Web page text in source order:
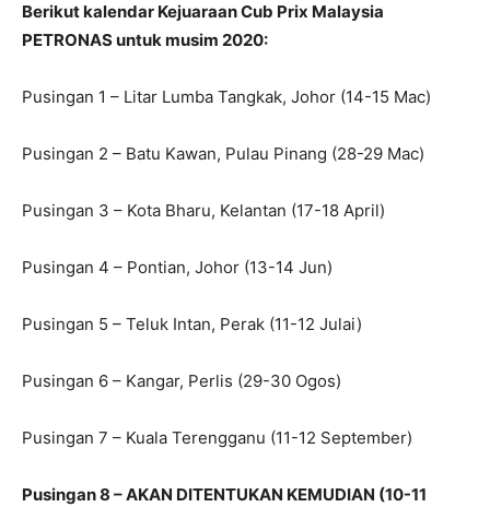
Berikut kalendar Kejuaraan Cub Prix Malaysia
PETRONAS untuk musim 2020:
Pusingan 1 – Litar Lumba Tangkak, Johor (14-15 Mac)
Pusingan 2 – Batu Kawan, Pulau Pinang (28-29 Mac)
Pusingan 3 – Kota Bharu, Kelantan (17-18 April)
Pusingan 4 – Pontian, Johor (13-14 Jun)
Pusingan 5 – Teluk Intan, Perak (11-12 Julai)
Pusingan 6 – Kangar, Perlis (29-30 Ogos)
Pusingan 7 – Kuala Terengganu (11-12 September)
Pusingan 8 – AKAN DITENTUKAN KEMUDIAN (10-11